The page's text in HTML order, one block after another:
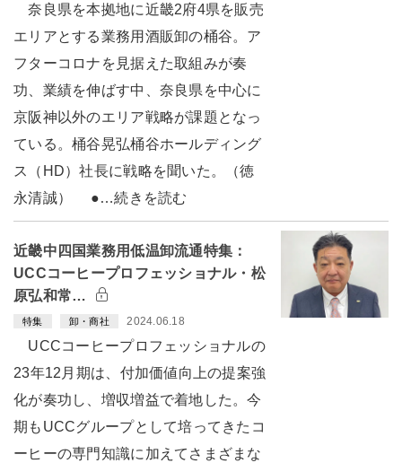
奈良県を本拠地に近畿2府4県を販売
エリアとする業務用酒販卸の桶谷。ア
フターコロナを見据えた取組みが奏
功、業績を伸ばす中、奈良県を中心に
京阪神以外のエリア戦略が課題となっ
ている。桶谷晃弘桶谷ホールディング
ス（HD）社長に戦略を聞いた。（徳
永清誠） ●…続きを読む
近畿中四国業務用低温卸流通特集：
UCCコーヒープロフェッショナル・松
原弘和常…
特集 卸・商社 2024.06.18
UCCコーヒープロフェッショナルの
23年12月期は、付加価値向上の提案強
化が奏功し、増収増益で着地した。今
期もUCCグループとして培ってきたコ
ーヒーの専門知識に加えてさまざまな